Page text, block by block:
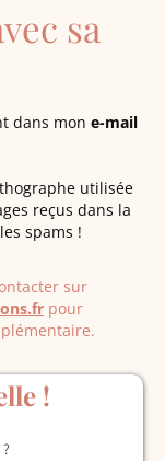
sa
dans mon e-mail
utilisée
reçus dans la
spams !
sur
pour
!